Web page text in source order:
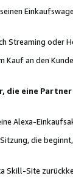
Streaming oder
an den
eine
Alexa-
die
Skill-Site